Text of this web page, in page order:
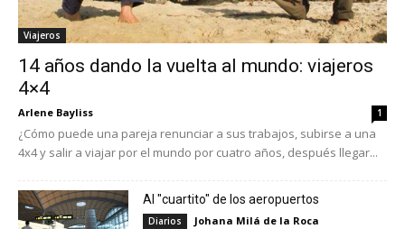
Viajeros
14 años dando la vuelta al mundo: viajeros
4×4
Arlene Bayliss 1
¿Cómo puede una pareja renunciar a sus trabajos, subirse a una
4x4 y salir a viajar por el mundo por cuatro años, después llegar...
Al "cuartito" de los aeropuertos
Diarios Johana Milá de la Roca